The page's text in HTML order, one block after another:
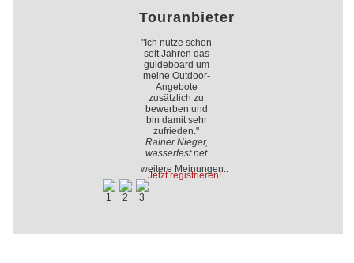
Touranbieter
"Ich nutze schon
seit Jahren das
guideboard um
meine Outdoor-
Angebote
zusätzlich zu
bewerben und
bin damit sehr
zufrieden."
Rainer Nieger,
wasserfest.net
Jetzt registrieren!
weitere Meinungen..